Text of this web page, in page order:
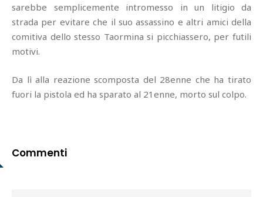
sarebbe semplicemente intromesso in un litigio da
strada per evitare che il suo assassino e altri amici della
comitiva dello stesso Taormina si picchiassero, per futili
motivi.
Da lì alla reazione scomposta del 28enne che ha tirato
fuori la pistola ed ha sparato al 21enne, morto sul colpo.
Commenti